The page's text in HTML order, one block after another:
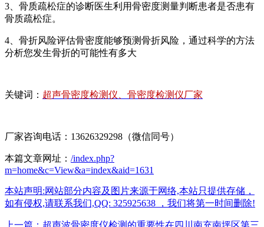
3、骨质疏松症的诊断医生利用骨密度测量判断患者是否患有
骨质疏松症。
4、骨折风险评估骨密度能够预测骨折风险，通过科学的方法
分析您发生骨折的可能性有多大
关键词： 超声骨密度检测仪、骨密度检测仪厂家
厂家咨询电话：13626329298（微信同号）
本篇文章网址： /index.php?
m=home&c=View&a=index&aid=1631
本站声明:网站部分内容及图片来源于网络,本站只提供存储，
如有侵权,请联系我们,QQ: 325925638 ，我们将第一时间删除!
上一篇：超声波骨密度仪检测的重要性在四川南充南坪区第三